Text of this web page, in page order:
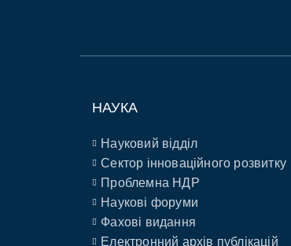
НАУКА
Науковий відділ
Сектор інноваційного розвитку
Проблемна НДР
Наукові форуми
Фахові видання
Електронний архів публікацій